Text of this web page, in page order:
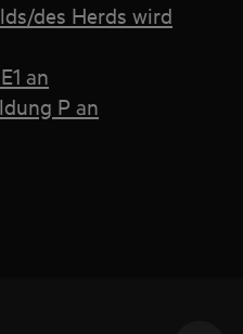
des Herds wird
an
P an